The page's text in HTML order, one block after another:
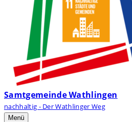
Samtgemeinde Wathlingen
nachhaltig - Der Wathlinger Weg
Menü